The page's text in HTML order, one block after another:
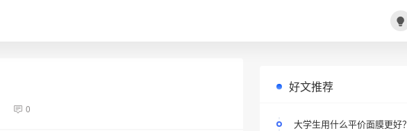
0
好文推荐
大学生用什么平价面膜更好？